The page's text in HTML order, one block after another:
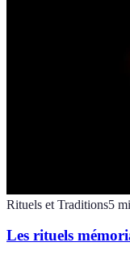
Rituels et Traditions5
Les rituels